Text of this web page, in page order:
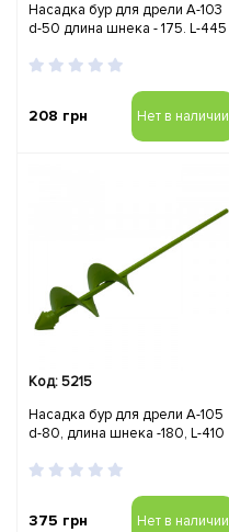
Насадка бур для дрели А-103
d-50 длина шнека - 175. L-445
208 грн Нет в наличии
Код: 5215
Насадка бур для дрели А-105
d-80, длина шнека -180, L-410
375 грн Нет в наличии